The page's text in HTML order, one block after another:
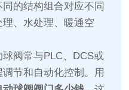
的结构组合对应不同
、水处理、暖通空
阀常与PLC、DCS或
节和自动化控制。用